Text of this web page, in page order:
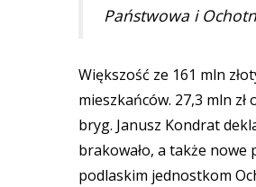
Państwowa i
Większość ze 161 mln
mieszkańców. 27,3 mln
bryg. Janusz Kondrat
brakowało, a także
podlaskim jednostkom